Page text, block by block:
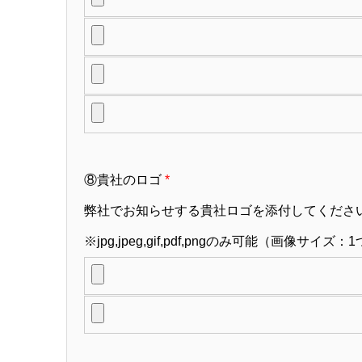
⑧貴社のロゴ *
弊社でお知らせする貴社ロゴを添付してくださ
※jpg,jpeg,gif,pdf,pngのみ可能（画像サイズ：1